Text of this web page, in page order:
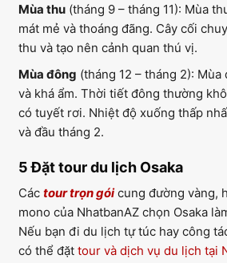
Mùa thu (tháng 9 – tháng 11): Mùa
mát mẻ và thoáng đãng. Cây cối
thu và tạo nên cảnh quan thú vị.
Mùa đông (tháng 12 – tháng 2): Mùa
và khá ẩm. Thời tiết đông thường
có tuyết rơi. Nhiệt độ xuống thấp
và đầu tháng 2.
5 Đặt tour du lịch Osaka
Các tour trọn góicung đường vàng,
mono của NhatbanAZ chọn Osaka
Nếu bạn đi du lịch tự túc hay công
có thể đặt tour và dịch vụ du lịch tại